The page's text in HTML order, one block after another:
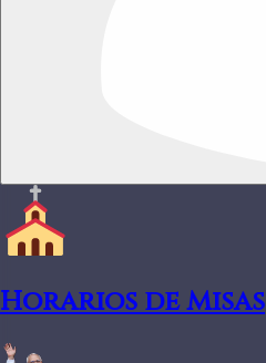
Horarios de Misas